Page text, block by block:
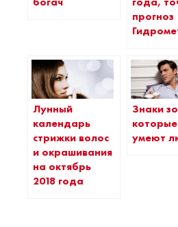
прогноз
Лунный
календарь
стрижки волос
и окрашивания
на октябрь
2018 года
Знаки
умеют